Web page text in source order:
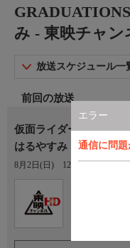
エラー
通信に問
み - 東映チャン
放送スケジュール一
前回の放送
仮面ライダーガッチャ
はるやすみ
8月2日(日) 12:30〜13:50
東映チャン